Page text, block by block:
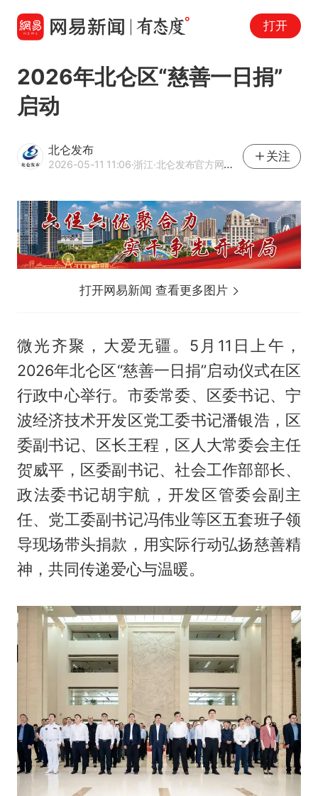
打开
2026年北仑区“慈善一日捐”
启动
北仑发布
2026-05-11 11:06·浙江·北仑发布官方网易号
关注
打开网易新闻 查看更多图片
微光齐聚，大爱无疆。5月11日上午，
2026年北仑区“慈善一日捐”启动仪式在区
行政中心举行。市委常委、区委书记、宁
波经济技术开发区党工委书记潘银浩，区
委副书记、区长王程，区人大常委会主任
贺威平，区委副书记、社会工作部部长、
政法委书记胡宇航，开发区管委会副主
任、党工委副书记冯伟业等区五套班子领
导现场带头捐款，用实际行动弘扬慈善精
神，共同传递爱心与温暖。